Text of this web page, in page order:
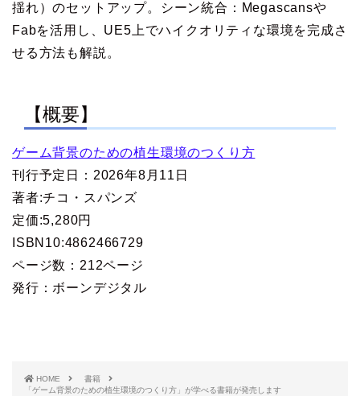
揺れ）のセットアップ。シーン統合：Megascansや
Fabを活用し、UE5上でハイクオリティな環境を完成さ
せる方法も解説。
【概要】
ゲーム背景のための植生環境のつくり方
刊行予定日：2026年8月11日
著者:チコ・スパンズ
定価:5,280円
ISBN10:4862466729
ページ数：212ページ
発行：ボーンデジタル
HOME
書籍
「ゲーム背景のための植生環境のつくり方」が学べる書籍が発売します